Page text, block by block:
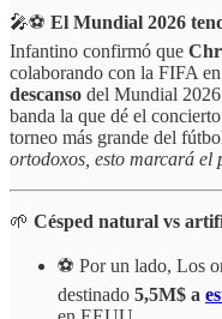
🎤⚽ El Mundial 2026
Infantino confirmó que
colaborando con la FIFA
descanso del Mundial
banda la que dé el
torneo más grande del
ortodoxos, esto marcará el
🌱 Césped natural vs
⚽️ Por un lado, Los
destinado 5,5M$ a